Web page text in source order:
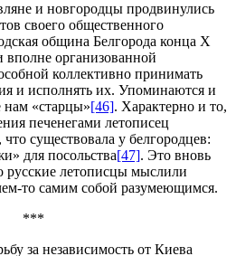
и новгородцы продвинулись
своего общественного
община Белгорода конца Х
вполне организованной
коллективно принимать
и исполнять их. Упоминаются и
нам «старцы»[46]. Характерно и то,
печенегами летописец
существовала у белгородцев:
для посольства[47]. Это вновь
русские летописцы мыслили
то самим собой разумеющимся.
***
за независимость от Киева